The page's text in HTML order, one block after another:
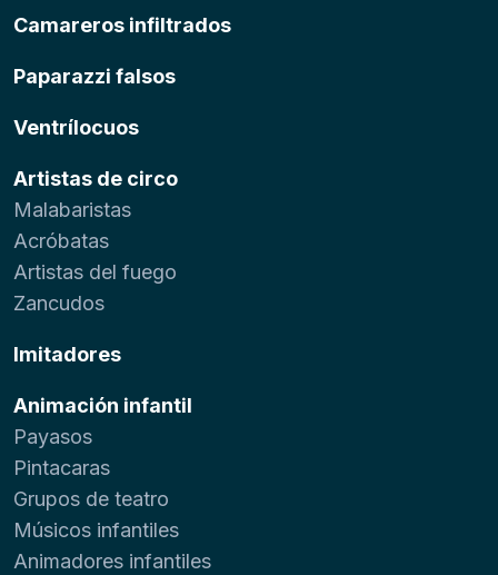
Camareros infiltrados
Paparazzi falsos
Ventrílocuos
Artistas de circo
Malabaristas
Acróbatas
Artistas del fuego
Zancudos
Imitadores
Animación infantil
Payasos
Pintacaras
Grupos de teatro
Músicos infantiles
Animadores infantiles